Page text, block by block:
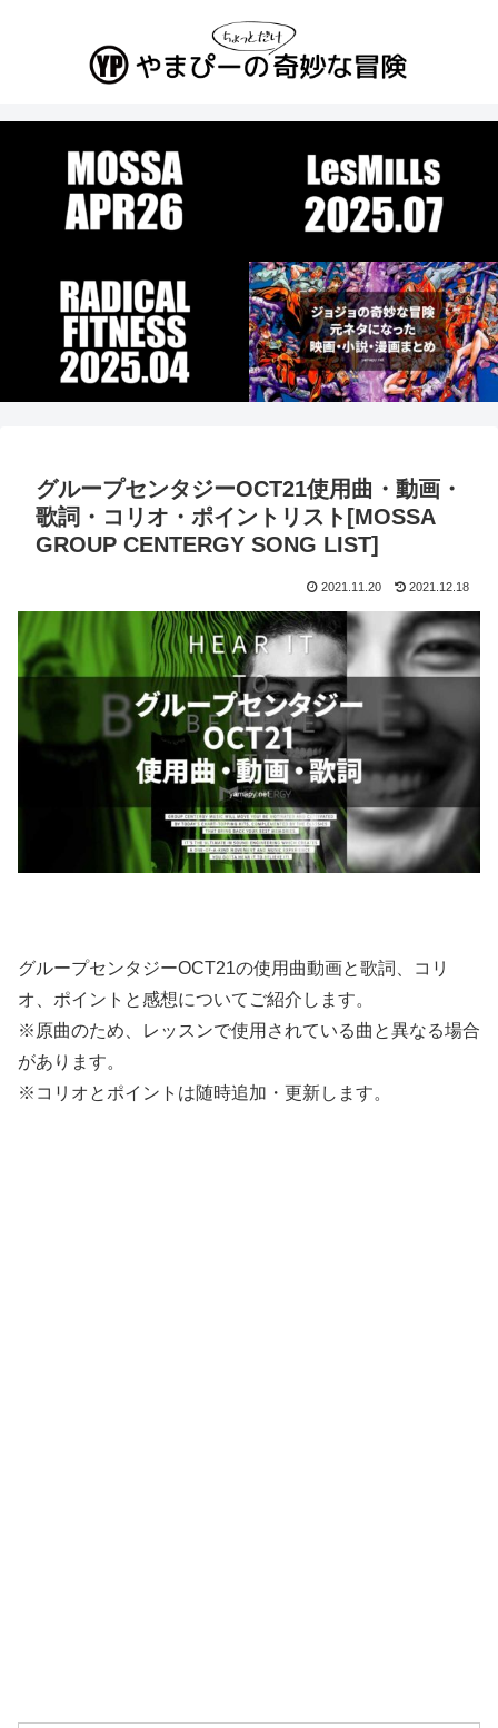
グループセンタジーOCT21使用曲・動画・
歌詞・コリオ・ポイントリスト[MOSSA
GROUP CENTERGY SONG LIST]
2021.11.20 2021.12.18
グループセンタジーOCT21の使用曲動画と歌詞、コリ
オ、ポイントと感想についてご紹介します。
※原曲のため、レッスンで使用されている曲と異なる場合
があります。
※コリオとポイントは随時追加・更新します。